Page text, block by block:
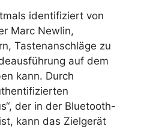
identifiziert von
Marc Newlin,
Tastenanschläge zu
auf dem
kann. Durch
der in der Bluetooth-
kann das Zielgerät